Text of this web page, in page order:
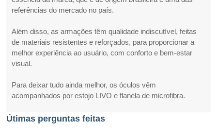
referências do mercado no país.
Além disso, as armações têm qualidade indiscutível, feitas
de materiais resistentes e reforçados, para proporcionar a
melhor experiência ao usuário, com conforto e bem-estar
visual.
Para deixar tudo ainda melhor, os óculos vêm
acompanhados por estojo LIVO e flanela de microfibra.
Útimas perguntas feitas